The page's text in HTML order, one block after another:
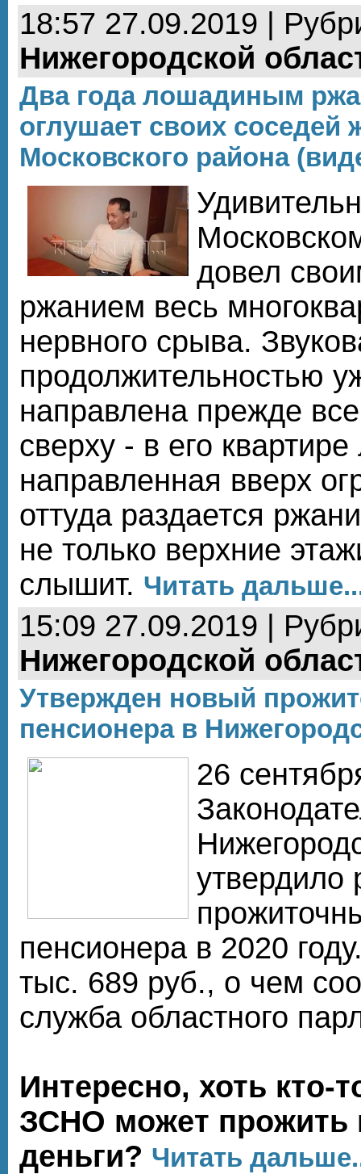
18:57 27.09.2019 |
Нижегородской
Два года лошадиным
оглушает своих соседей
Московского района
довел
ржанием весь
нервного срыва.
продолжительностью
направлена прежде
сверху - в его
направленная вверх
оттуда раздается
не только верхние
слышит. Читать
15:09 27.09.2019 |
Нижегородской
Утвержден новый
пенсионера в
26
утвердило
пенсионера в 2020
тыс. 689 руб., о чем
служба областного
Интересно, хоть кто-
ЗСНО может прожить
деньги? Читать